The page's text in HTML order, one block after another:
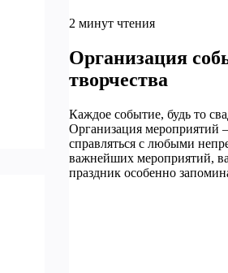
2 минут чтения
Организация
творчества
Каждое событие, будь то
Организация мероприятий
справляться с любыми
важнейших мероприятий,
праздник особенно